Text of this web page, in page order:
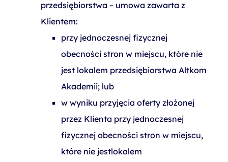
przedsiębiorstwa – umowa zawarta z
Klientem:
przy jednoczesnej fizycznej
obecności stron w miejscu, które nie
jest lokalem przedsiębiorstwa Altkom
Akademii; lub
w wyniku przyjęcia oferty złożonej
przez Klienta przy jednoczesnej
fizycznej obecności stron w miejscu,
które nie jestlokalem